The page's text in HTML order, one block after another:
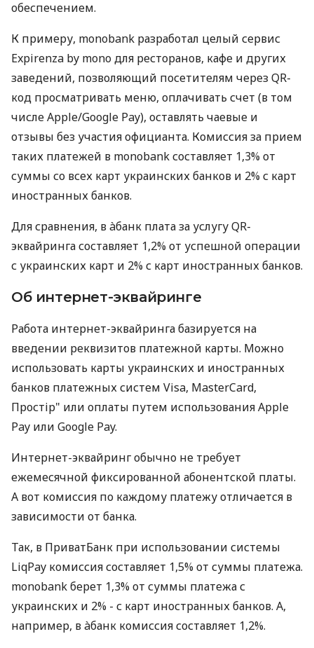
обеспечением.
К примеру, monobank разработал целый сервис
Expirenza by mono для ресторанов, кафе и других
заведений, позволяющий посетителям через QR-
код просматривать меню, оплачивать счет (в том
числе Apple/Google Pay), оставлять чаевые и
отзывы без участия официанта. Комиссия за прием
таких платежей в monobank составляет 1,3% от
суммы со всех карт украинских банков и 2% с карт
иностранных банков.
Для сравнения, в àбанк плата за услугу QR-
эквайринга составляет 1,2% от успешной операции
с украинских карт и 2% с карт иностранных банков.
Об интернет-эквайринге
Работа интернет-эквайринга базируется на
введении реквизитов платежной карты. Можно
использовать карты украинских и иностранных
банков платежных систем Visa, MasterCard,
Простір" или оплаты путем использования Apple
Pay или Google Pay.
Интернет-эквайринг обычно не требует
ежемесячной фиксированной абонентской платы.
А вот комиссия по каждому платежу отличается в
зависимости от банка.
Так, в ПриватБанк при использовании системы
LiqPay комиссия составляет 1,5% от суммы платежа.
monobank берет 1,3% от суммы платежа с
украинских и 2% - с карт иностранных банков. А,
например, в àбанк комиссия составляет 1,2%.